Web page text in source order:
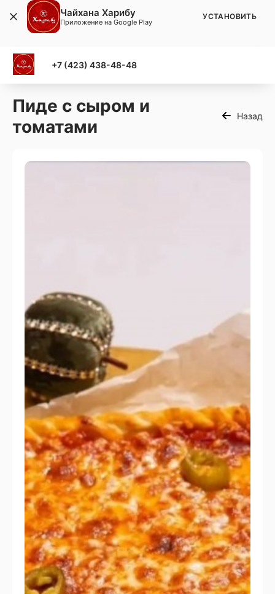
+7 (423) 438-48-48
Пиде с сыром и
томатами
Назад
Чайхана Харибу
Приложение на Google Play
УСТАНОВИТЬ